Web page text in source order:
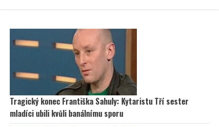
Tragický konec Františka Sahuly: Kytaristu Tří sester
mladíci ubili kvůli banálnímu sporu